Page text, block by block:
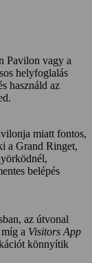
Pavilon vagy a
helyfoglalás
használd az
miatt fontos,
a Grand Ringet,
belépés
az útvonal
a Visitors App
könnyítik